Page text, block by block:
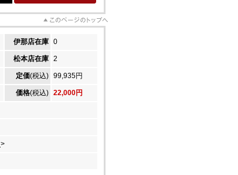
伊那店在庫 0
松本店在庫 2
定価(税込) 99,935円
価格(税込) 22,000円
>